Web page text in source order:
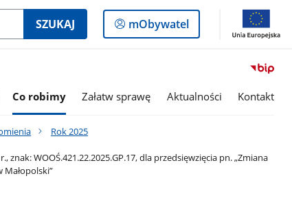
SZUKAJ
Logowanie
do
mObywatel
Co robimy Załatw sprawę Aktualności Kontakt
Rok 2025
WOOŚ.421.22.2025.GP.17, dla przedsięwzięcia pn. „Zmiana
Małopolski”